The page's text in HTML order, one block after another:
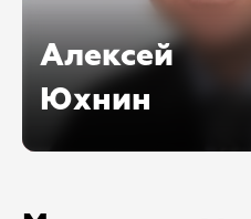
Алексей
Юхнин